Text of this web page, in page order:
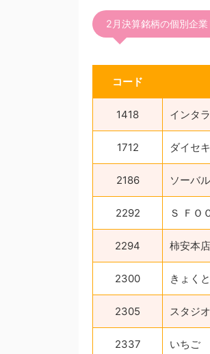
2月決算銘柄の個別企業
コード
1418 インタ
1712 ダイセ
2186 ソーバル
2292 Ｓ ＦＯ
2294 柿安本店
2300 きょく
2305 スタジ
2337 いちご